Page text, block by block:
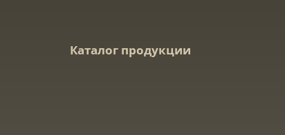
Каталог продукции